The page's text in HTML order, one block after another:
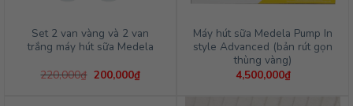
Set 2 van vàng và 2 van
trắng máy hút sữa Medela
220,000₫ Giá
200,000₫Giá
hiện
Máy hút sữa Medela Pump In
style Advanced (bản rút gọn
thùng vàng)
4,500,000₫